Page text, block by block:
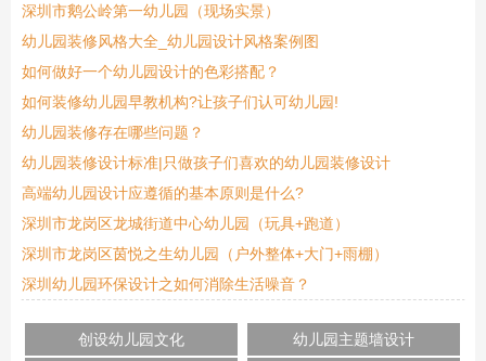
深圳市鹅公岭第一幼儿园（现场实景）
幼儿园装修风格大全_幼儿园设计风格案例图
如何做好一个幼儿园设计的色彩搭配？
如何装修幼儿园早教机构?让孩子们认可幼儿园!
幼儿园装修存在哪些问题？
幼儿园装修设计标准|只做孩子们喜欢的幼儿园装修设计
高端幼儿园设计应遵循的基本原则是什么?
深圳市龙岗区龙城街道中心幼儿园（玩具+跑道）
深圳市龙岗区茵悦之生幼儿园（户外整体+大门+雨棚）
深圳幼儿园环保设计之如何消除生活噪音？
创设幼儿园文化
幼儿园主题墙设计